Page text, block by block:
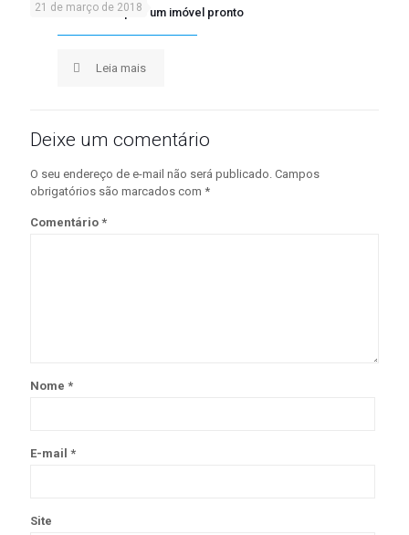
21 de março de 2018
Construir ou comprar um imóvel pronto
Leia mais
Deixe um comentário
O seu endereço de e-mail não será publicado. Campos
obrigatórios são marcados com *
Comentário *
Nome *
E-mail *
Site